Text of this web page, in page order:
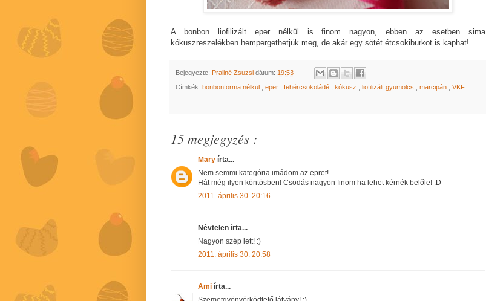
A bonbon liofilizált eper nélkül is finom nagyon, ebben az esetben sima
kókuszreszelékben hempergethetjük meg, de akár egy sötét étcsokiburkot is kaphat!
Bejegyezte: Praliné Zsuzsi dátum: 19:53
Címkék: bonbonforma nélkül eper fehércsokoládé kókusz liofilizált gyümölcs marcipán VKF
15 megjegyzés :
Mary írta...
Nem semmi kategória imádom az epret!
Hát még ilyen köntösben! Csodás nagyon finom ha lehet kérnék belőle! :D
2011. április 30. 20:16
Névtelen írta...
Nagyon szép lett! :)
2011. április 30. 20:58
Ami írta...